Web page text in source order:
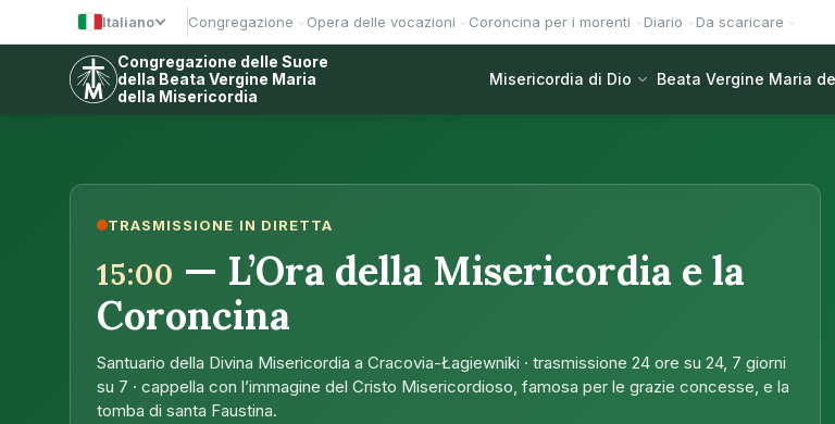
Italiano Congregazione Opera delle vocazioni Coroncina per i morenti Diario Da scaricare
Congregazione delle Suore
della Beata Vergine Maria
della Misericordia
Misericordia di Dio Beata Vergine Maria
TRASMISSIONE IN DIRETTA
15:00 — L’Ora della Misericordia e la
Coroncina
Santuario della Divina Misericordia a Cracovia-Łagiewniki · trasmissione 24 ore su 24, 7 giorni
su 7 · cappella con l’immagine del Cristo Misericordioso, famosa per le grazie concesse, e la
tomba di santa Faustina.